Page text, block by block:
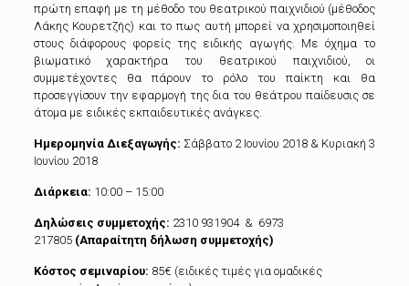
πρώτη επαφή με τη μέθοδο του θεατρικού παιχνιδιού (μέθοδος
Λάκης Κουρετζής) και το πως αυτή μπορεί να χρησιμοποιηθεί
στους διάφορους φορείς της ειδικής αγωγής. Με όχημα το
βιωματικό χαρακτήρα του θεατρικού παιχνιδιού, οι
συμμετέχοντες θα πάρουν το ρόλο του παίκτη και θα
προσεγγίσουν την εφαρμογή της δια του θεάτρου παίδευσις σε
άτομα με ειδικές εκπαιδευτικές ανάγκες.
Ημερομηνία Διεξαγωγής: Σάββατο 2 Ιουνίου 2018 & Κυριακή 3
Ιουνίου 2018
Διάρκεια: 10:00 – 15:00
Δηλώσεις συμμετοχής: 2310 931904 & 6973
217805(Απαραίτητη δήλωση συμμετοχής)
Κόστος σεμιναρίου: 85€ (ειδικές τιμές για ομαδικές